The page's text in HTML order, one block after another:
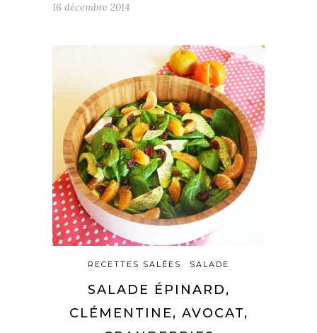
16 décembre 2014
RECETTES SALÉES SALADE
SALADE ÉPINARD,
CLÉMENTINE, AVOCAT,